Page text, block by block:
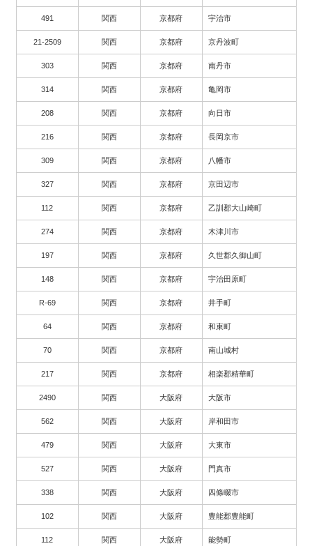
491 関西 京都府 宇治市
21-2509 関西 京都府 京丹波町
303 関西 京都府 南丹市
314 関西 京都府 亀岡市
208 関西 京都府 向日市
216 関西 京都府 長岡京市
309 関西 京都府 八幡市
327 関西 京都府 京田辺市
112 関西 京都府 乙訓郡大山崎町
274 関西 京都府 木津川市
197 関西 京都府 久世郡久御山町
148 関西 京都府 宇治田原町
R-69 関西 京都府 井手町
64 関西 京都府 和束町
70 関西 京都府 南山城村
217 関西 京都府 相楽郡精華町
2490 関西 大阪府 大阪市
562 関西 大阪府 岸和田市
479 関西 大阪府 大東市
527 関西 大阪府 門真市
338 関西 大阪府 四條畷市
102 関西 大阪府 豊能郡豊能町
112 関西 大阪府 能勢町